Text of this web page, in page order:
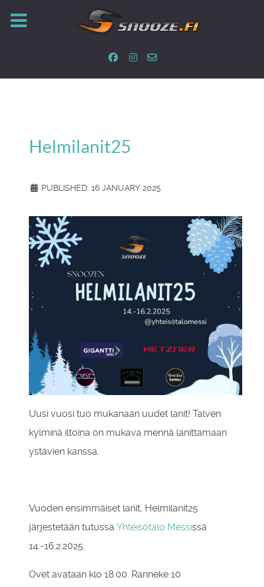
Helmilanit25
PUBLISHED: 16 JANUARY 2025
Uusi vuosi tuo mukanaan uudet lanit! Talven
kylminä iltoina on mukava mennä lanittamaan
ystävien kanssa.
Vuoden ensimmäiset lanit, Helmilanit25
järjestetään tutussa Yhteisötalo Messissä
14.-16.2.2025.
Ovet avataan klo 18.00. Ranneke 10